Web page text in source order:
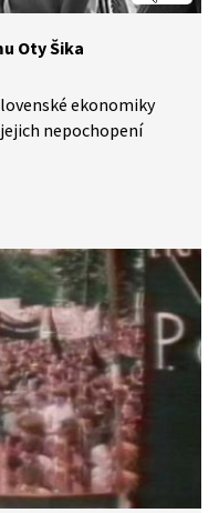
Oty Šika
ekonomiky
nepochopení